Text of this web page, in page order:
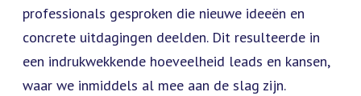
professionals gesproken die nieuwe ideeën en
concrete uitdagingen deelden. Dit resulteerde in
een indrukwekkende hoeveelheid leads en kansen,
waar we inmiddels al mee aan de slag zijn.